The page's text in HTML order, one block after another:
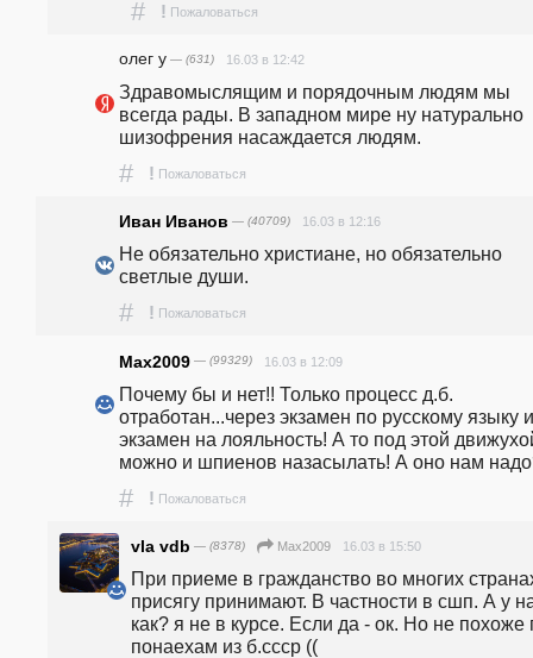
# ! Пожаловаться
олег y — (631) 16.03 в 12:42
Здравомыслящим и порядочным людям мы
всегда рады. В западном мире ну натурально
шизофрения насаждается людям.
# ! Пожаловаться
Иван Иванов — (40709) 16.03 в 12:16
Не обязательно христиане, но обязательно
светлые души.
# ! Пожаловаться
Max2009 — (99329) 16.03 в 12:09
Почему бы и нет!! Только процесс д.б.
отработан...через экзамен по русскому языку и
экзамен на лояльность! А то под этой
можно и шпиенов назасылать! А оно нам
# ! Пожаловаться
vla vdb — (8378) Max2009 16.03 в 15:50
При приеме в гражданство во многих
присягу принимают. В частности в сшп. А у
как? я не в курсе. Если да - ок. Но не похоже
понаехам из б.ссср ((